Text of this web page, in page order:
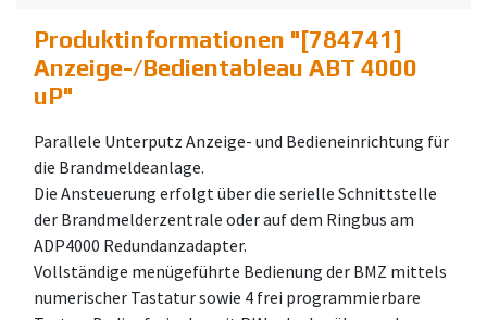
Produktinformationen " [784741]
Anzeige-/Bedientableau ABT 4000
uP"
Parallele Unterputz Anzeige- und Bedieneinrichtung für
die Brandmeldeanlage.
Die Ansteuerung erfolgt über die serielle Schnittstelle
der Brandmelderzentrale oder auf dem Ringbus am
ADP4000 Redundanzadapter.
Vollständige menügeführte Bedienung der BMZ mittels
numerischer Tastatur sowie 4 frei programmierbare